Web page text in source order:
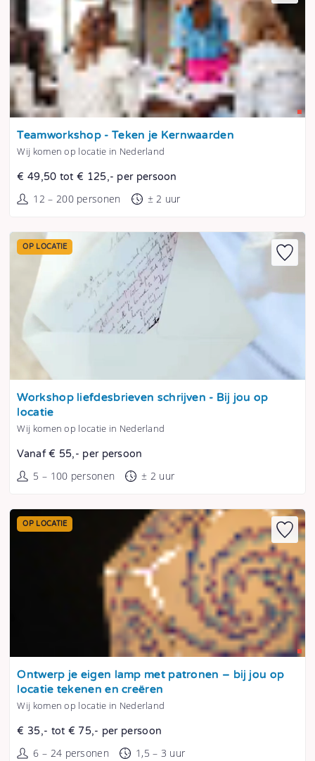
Tonen
Teamworkshop - Teken je Kernwaarden
Wij komen op locatie in Nederland
€ 49,50 tot € 125,- per persoon
12 – 200 personen ± 2 uur
Tonen
OP LOCATIE
Workshop liefdesbrieven schrijven - Bij jou op
locatie
Wij komen op locatie in Nederland
Vanaf € 55,- per persoon
5 – 100 personen ± 2 uur
Tonen
OP LOCATIE
Ontwerp je eigen lamp met patronen – bij jou op
locatie tekenen en creëren
Wij komen op locatie in Nederland
€ 35,- tot € 75,- per persoon
6 – 24 personen 1,5 – 3 uur